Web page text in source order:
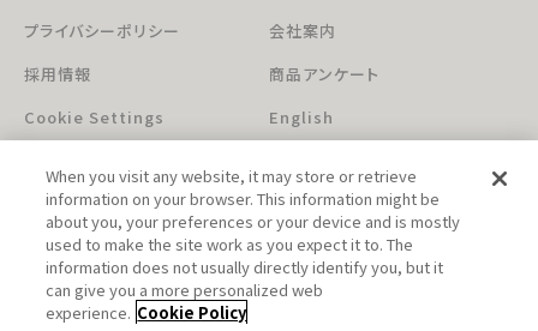
プライバシーポリシー
会社案内
採用情報
商品アンケート
Cookie Settings
English
このホームページに掲載されている著作物の無断利用を禁じます。
When you visit any website, it may store or retrieve
information on your browser. This information might be
about you, your preferences or your device and is mostly
used to make the site work as you expect it to. The
information does not usually directly identify you, but it
can give you a more personalized web
experience. Cookie Policy